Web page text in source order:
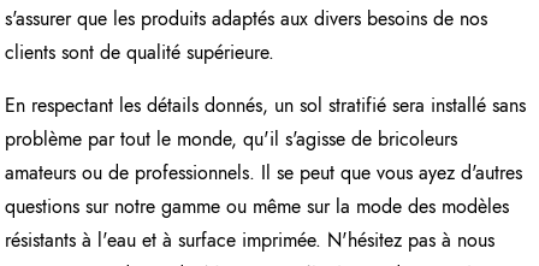
s'assurer que les produits adaptés aux divers besoins de nos
clients sont de qualité supérieure.
En respectant les détails donnés, un sol stratifié sera installé sans
problème par tout le monde, qu'il s'agisse de bricoleurs
amateurs ou de professionnels. Il se peut que vous ayez d'autres
questions sur notre gamme ou même sur la mode des modèles
résistants à l'eau et à surface imprimée. N'hésitez pas à nous